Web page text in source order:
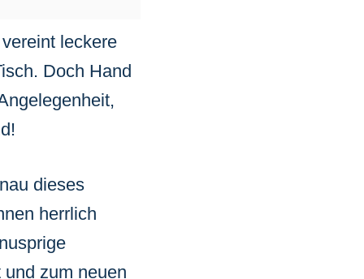
leckere
Doch Hand
dieses
herrlich
zum neuen